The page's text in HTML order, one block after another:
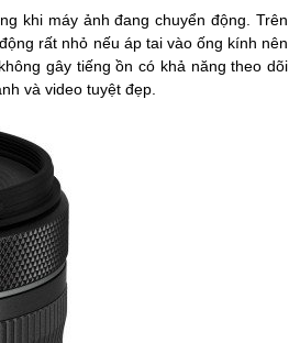
khi máy ảnh đang chuyển động. Trên
rất nhỏ nếu áp tai vào ống kính nên
gây tiếng ồn có khả năng theo dõi
và video tuyệt đẹp.